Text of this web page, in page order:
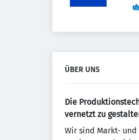
ÜBER UNS
Die
vernetzt zu
Wir sind Markt-